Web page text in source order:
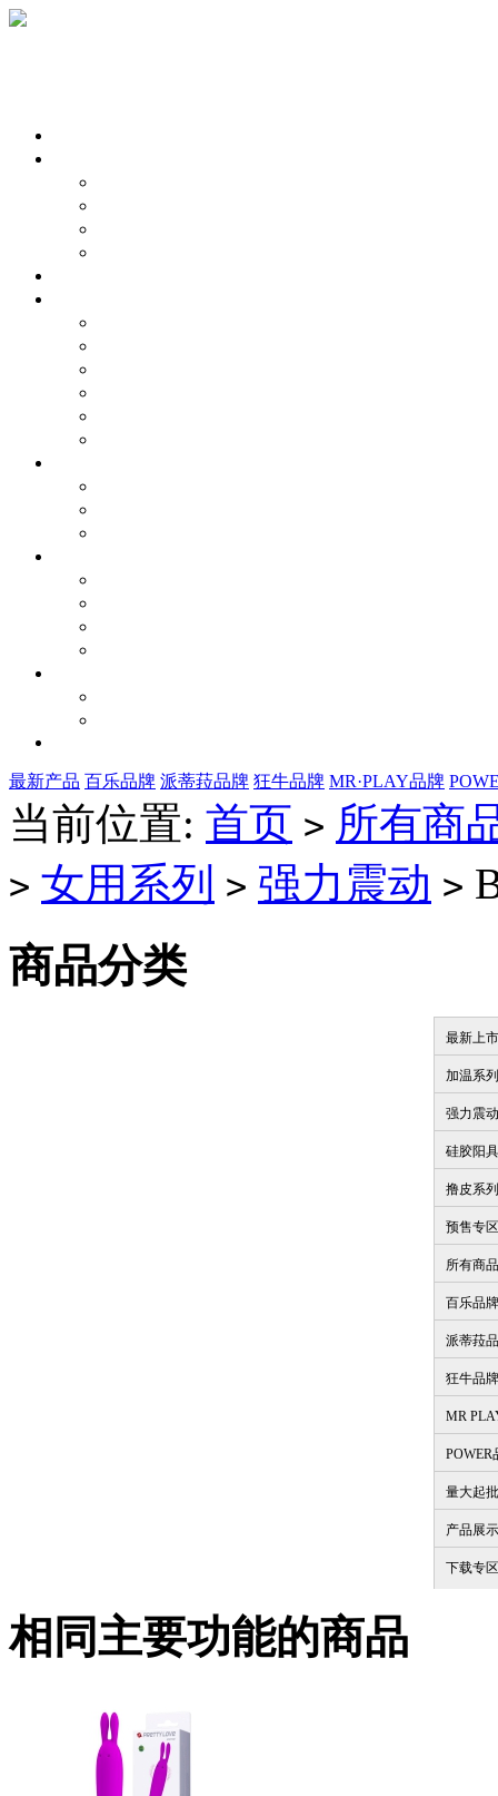
最新产品 百乐品牌 派蒂菈品牌 狂牛品牌 MR·PLAY品牌
当前位置: 首页 > 所有商
> 女用系列 > 强力震动 >
商品分类
最新上市
加温系列
强力震动
硅胶阳具
撸皮系列
预售专区
所有商品
百乐品牌
派蒂菈
狂牛品牌
MR
POWER
量大起批
产品展
下载专区
相同主要功能的商品